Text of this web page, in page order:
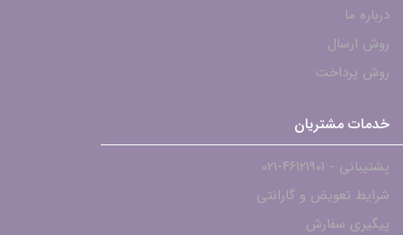
درباره ما
روش ارسال
روش پرداخت
خدمات مشتریان
پشتیبانی - ۴۶۱۲۱۹۰۱-021
شرایط تعویض و گارانتی
پیگیری سفارش